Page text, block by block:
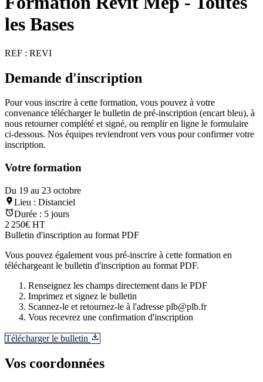
les Bases
REF : REVI
Demande d'inscription
Pour vous inscrire à cette formation, vous pouvez à votre
convenance télécharger le bulletin de pré-inscription (encart bleu), à
nous retourner complété et signé, ou remplir en ligne le formulaire
ci-dessous. Nos équipes reviendront vers vous pour confirmer votre
inscription.
Votre formation
Du 19 au 23 octobre
Lieu : Distanciel
Durée : 5 jours
2 250€ HT
Bulletin d'inscription au format PDF
Vous pouvez également vous pré-inscrire à cette formation en
téléchargeant le bulletin d'inscription au format PDF.
Renseignez les champs directement dans le PDF
Imprimez et signez le bulletin
Scannez-le et retournez-le à l'adresse plb@plb.fr
Vous recevrez une confirmation d'inscription
Télécharger le bulletin
Vos coordonnées